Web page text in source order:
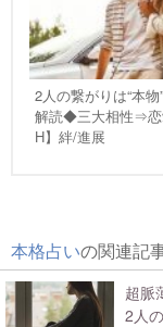
2人の繋がりは“本
解読◆三大相性⇒
H】絆/進展
本格占いの関連記
超脈
2人